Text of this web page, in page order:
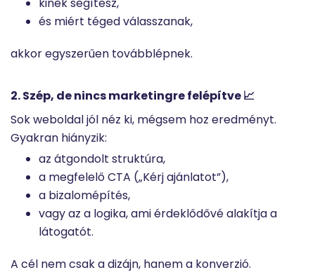
kinek segítesz,
és miért téged válasszanak,
akkor egyszerűen továbblépnek.
2. Szép, de nincs marketingre felépítve 📈
Sok weboldal jól néz ki, mégsem hoz eredményt.
Gyakran hiányzik:
az átgondolt struktúra,
a megfelelő CTA („Kérj ajánlatot”),
a bizalomépítés,
vagy az a logika, ami érdeklődővé alakítja a
látogatót.
A cél nem csak a dizájn, hanem a konverzió.